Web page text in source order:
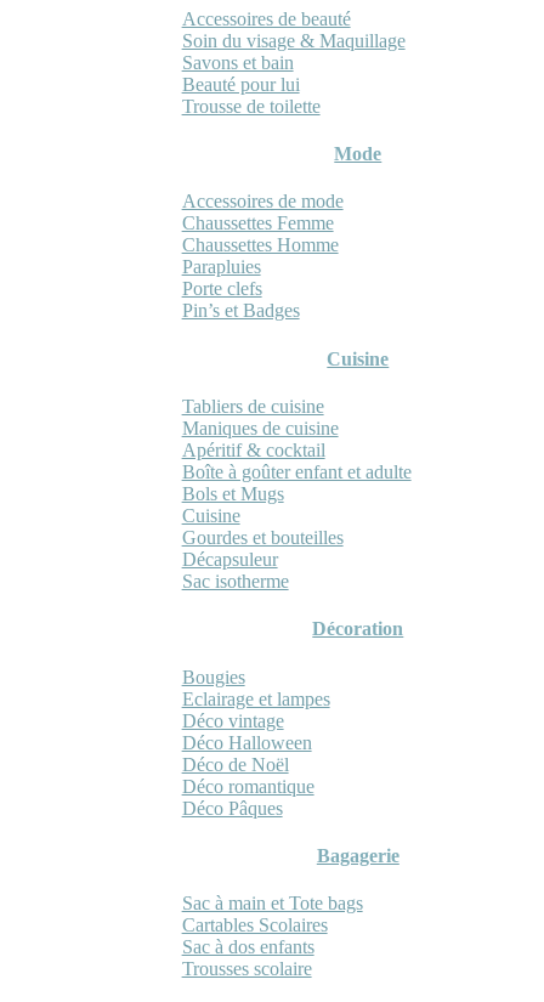
Accessoires de beauté
Soin du visage & Maquillage
Savons et bain
Beauté pour lui
Trousse de toilette
Mode
Accessoires de mode
Chaussettes Femme
Chaussettes Homme
Parapluies
Porte clefs
Pin’s et Badges
Cuisine
Tabliers de cuisine
Maniques de cuisine
Apéritif & cocktail
Boîte à goûter enfant et adulte
Bols et Mugs
Cuisine
Gourdes et bouteilles
Décapsuleur
Sac isotherme
Décoration
Bougies
Eclairage et lampes
Déco vintage
Déco Halloween
Déco de Noël
Déco romantique
Déco Pâques
Bagagerie
Sac à main et Tote bags
Cartables Scolaires
Sac à dos enfants
Trousses scolaire